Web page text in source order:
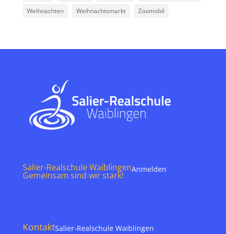
Weihnachten
Weihnachtsmarkt Zoomobil
Salier-Realschule Waiblingen
Gemeinsam sind wir stark!
Anmelden
KontaktSalier-Realschule Waiblingen